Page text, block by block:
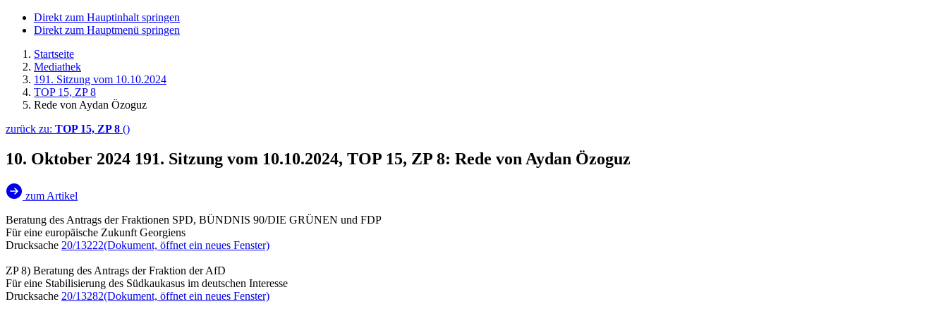
Direkt zum Hauptinhalt springen
Direkt zum Hauptmenü springen
Startseite
Mediathek
191. Sitzung vom 10.10.2024
TOP 15, ZP 8
Rede von Aydan Özoguz
zurück zu: TOP 15, ZP 8 ()
10. Oktober 2024 191. Sitzung vom 10.10.2024, TOP 15, ZP 8: Rede von Aydan Özoguz
zum Artikel
Beratung des Antrags der Fraktionen SPD, BÜNDNIS 90/DIE GRÜNEN und FDP
Für eine europäische Zukunft Georgiens
Drucksache 20/13222(Dokument, öffnet ein neues Fenster)
ZP 8) Beratung des Antrags der Fraktion der AfD
Für eine Stabilisierung des Südkaukasus im deutschen Interesse
Drucksache 20/13282(Dokument, öffnet ein neues Fenster)